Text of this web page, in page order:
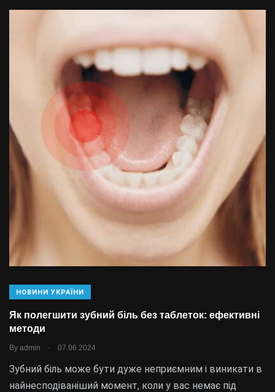
НОВИНИ УКРАЇНИ
Як полегшити зубний біль без таблеток: ефективні
методи
By admin . 07.06.2024
Зубний біль може бути дуже неприємним і виникати в
найнесподіваніший момент, коли у вас немає під